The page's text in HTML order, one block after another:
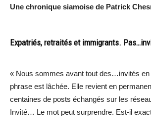
Une chronique siamoise de Patrick
Expatriés, retraités et immigrants.
« Nous sommes avant tout des…invités en
phrase est lâchée. Elle revient en
centaines de posts échangés sur les
Invité… Le mot peut surprendre. Est-il